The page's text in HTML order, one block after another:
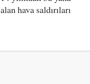
hava saldırıları